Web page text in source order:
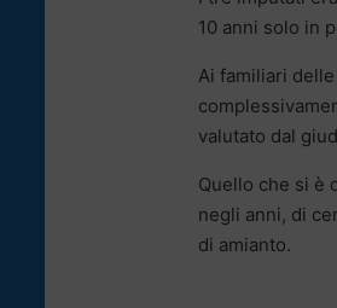
10 anni solo in
Ai familiari
valutato dal
Quello che si è
negli anni, di
di amianto.